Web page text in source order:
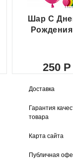
Шар С
250
Доставка
Гарантия
товара
Карта сайта
Публичная